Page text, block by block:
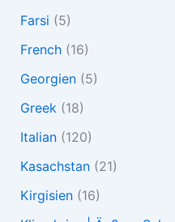
Farsi (5)
French(16)
Georgien(5)
Greek (18)
Italian(120)
Kasachstan(21)
Kirgisien(16)